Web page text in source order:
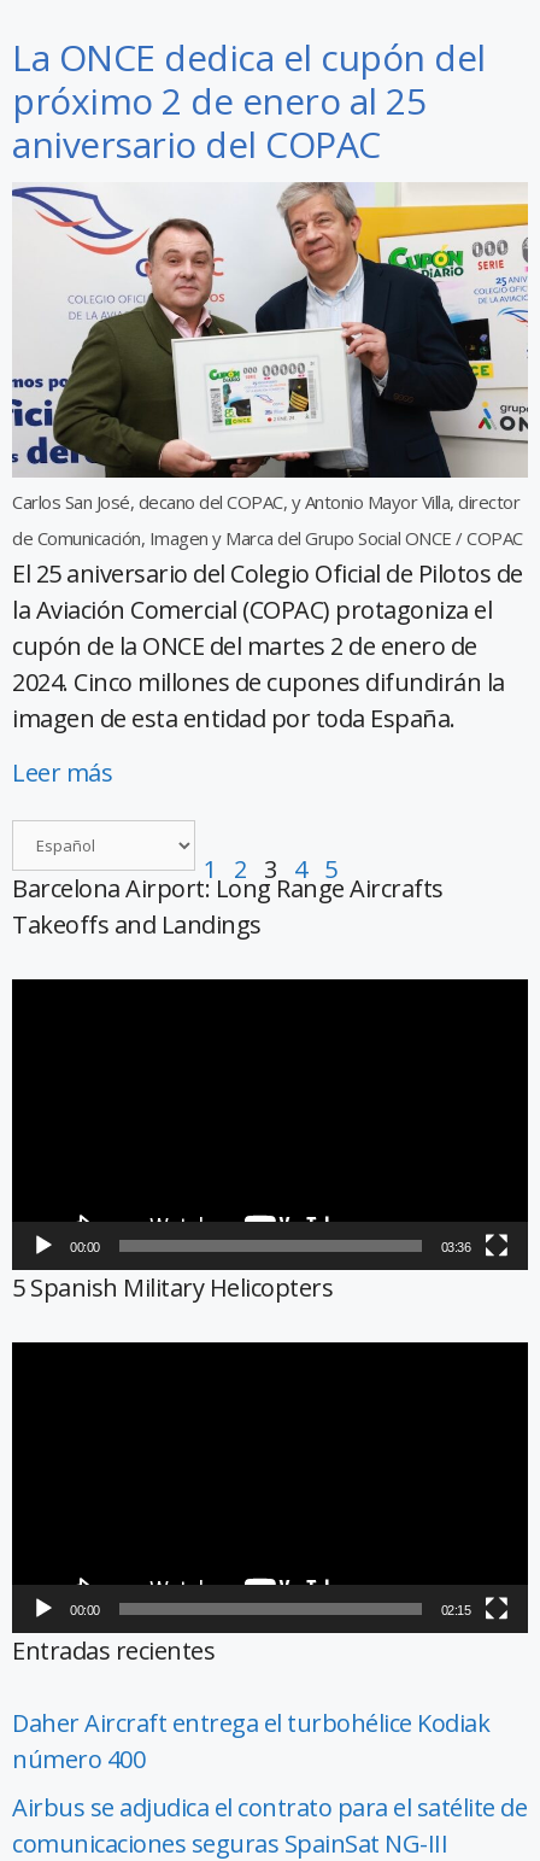
La ONCE dedica el cupón del
próximo 2 de enero al 25
aniversario del COPAC
Carlos San José, decano del COPAC, y Antonio Mayor Villa, director
de Comunicación, Imagen y Marca del Grupo Social ONCE / COPAC
El 25 aniversario del Colegio Oficial de Pilotos de
la Aviación Comercial (COPAC) protagoniza el
cupón de la ONCE del martes 2 de enero de
2024. Cinco millones de cupones difundirán la
imagen de esta entidad por toda España.
Leer más
1 2 3 4 5
Barcelona Airport: Long Range Aircrafts
Takeoffs and Landings
00:00 03:36
5 Spanish Military Helicopters
00:00 02:15
Entradas recientes
Daher Aircraft entrega el turbohélice Kodiak
número 400
Airbus se adjudica el contrato para el satélite de
comunicaciones seguras SpainSat NG-III